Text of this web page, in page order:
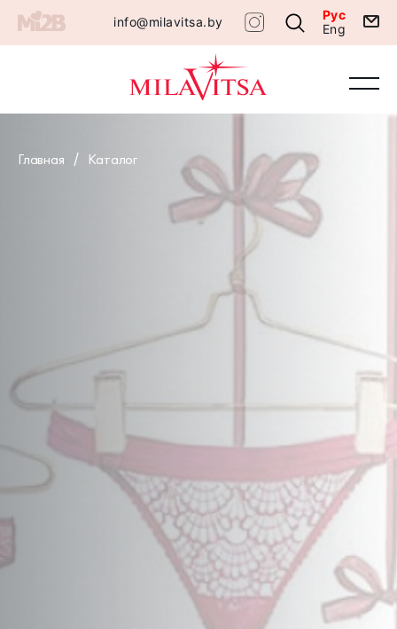
info@milavitsa.by
Рус
Eng
Главная Каталог